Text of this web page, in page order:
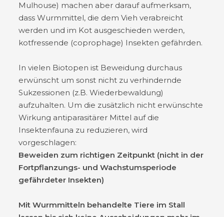
Mulhouse) machen aber darauf aufmerksam,
dass Wurmmittel, die dem Vieh verabreicht
werden und im Kot ausgeschieden werden,
kotfressende (coprophage) Insekten gefährden.
In vielen Biotopen ist Beweidung durchaus
erwünscht um sonst nicht zu verhindernde
Sukzessionen (z.B. Wiederbewaldung)
aufzuhalten. Um die zusätzlich nicht erwünschte
Wirkung antiparasitärer Mittel auf die
Insektenfauna zu reduzieren, wird
vorgeschlagen:
Beweiden zum richtigen Zeitpunkt (nicht in der
Fortpflanzungs- und Wachstumsperiode
gefährdeter Insekten)
Mit Wurmmitteln behandelte Tiere im Stall